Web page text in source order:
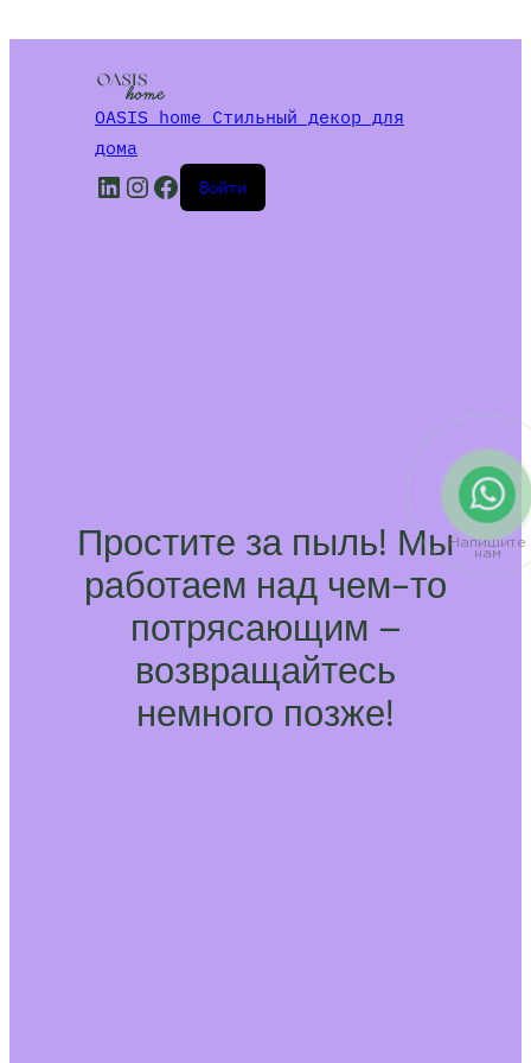
OASIS home Стильный декор для
дома
LinkedIn
Instagram
Facebook
Войти
Простите за пыль! Мы
работаем над чем-то
потрясающим –
возвращайтесь
немного позже!
Напишите
нам